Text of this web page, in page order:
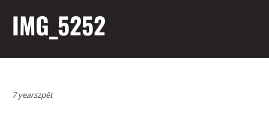
IMG_5252
7 yearszpět